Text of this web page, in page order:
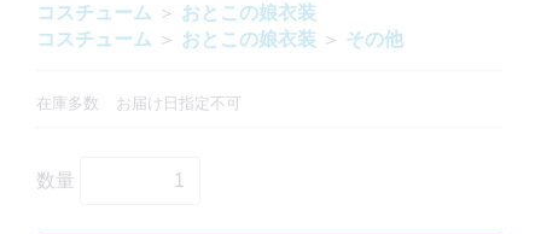
コスチューム ＞ おとこの娘衣装
コスチューム ＞ おとこの娘衣装 ＞ その他
在庫多数 お届け日指定不可
数量